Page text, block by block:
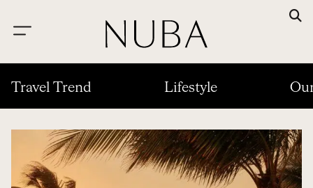
Travel Trend Lifestyle